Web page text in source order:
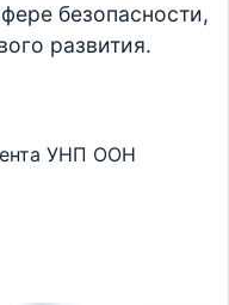
безопасности,
развития.
УНП ООН